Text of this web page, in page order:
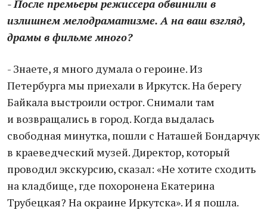
- После премьеры режиссера обвинили в
излишнем мелодраматизме. А на ваш взгляд,
драмы в фильме много?
- Знаете, я много думала о героине. Из
Петербурга мы приехали в Иркутск. На берегу
Байкала выстроили острог. Снимали там
и возвращались в город. Когда выдалась
свободная минутка, пошли с Наташей Бондарчук
в краеведческий музей. Директор, который
проводил экскурсию, сказал: «Не хотите сходить
на кладбище, где похоронена Екатерина
Трубецкая? На окраине Иркутска». И я пошла.